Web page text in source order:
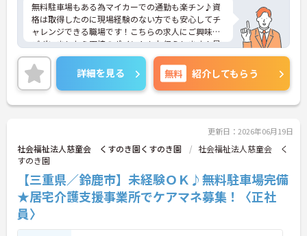
無料駐車場もある為マイカーでの通勤も楽チン♪資
格は取得したのに現場経験のない方でも安心してチ
ャレンジできる職場です！こちらの求人にご興味が
ございましたら面接のポイントもお伝えします！是
非ご応募お待ちしております。
詳細を見る 無料 紹介してもらう
更新日：2026年06月19日
社会福祉法人慈童会 くすのき園くすのき園
社会福祉法人慈童会 く
すのき園
【三重県／鈴鹿市】未経験ＯＫ♪無料駐車場完備
★居宅介護支援事業所でケアマネ募集！〈正社
員〉